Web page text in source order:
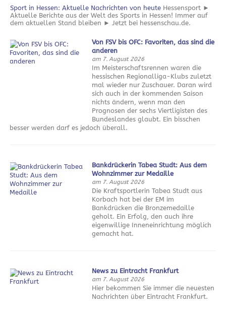
Sport in Hessen: Aktuelle Nachrichten von heute Hessensport ►
Aktuelle Berichte aus der Welt des Sports in Hessen! Immer auf
dem aktuellen Stand bleiben ► Jetzt bei hessenschau.de.
Von FSV bis OFC: Favoriten, das sind die
anderen
am 7. August 2026
Im Meisterschaftsrennen waren die
hessischen Regionalliga-Klubs zuletzt
mal wieder nur Zuschauer. Daran wird
sich auch in der kommenden Saison
nichts ändern, wenn man den
Prognosen der sechs Viertligisten des
Bundeslandes glaubt. Ein bisschen
besser werden darf es jedoch überall.
Bankdrückerin Tabea Studt: Aus dem
Wohnzimmer zur Medaille
am 7. August 2026
Die Kraftsportlerin Tabea Studt aus
Korbach hat bei der EM im
Bankdrücken die Bronzemedaille
geholt. Ein Erfolg, den auch ihre
eigenwillige Inneneinrichtung möglich
gemacht hat.
News zu Eintracht Frankfurt
am 7. August 2026
Hier bekommen Sie immer die neuesten
Nachrichten über Eintracht Frankfurt.